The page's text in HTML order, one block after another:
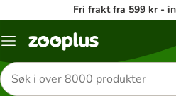
Fri frakt fra 599 kr -
Katalogmeny
Søk
etter
produkter